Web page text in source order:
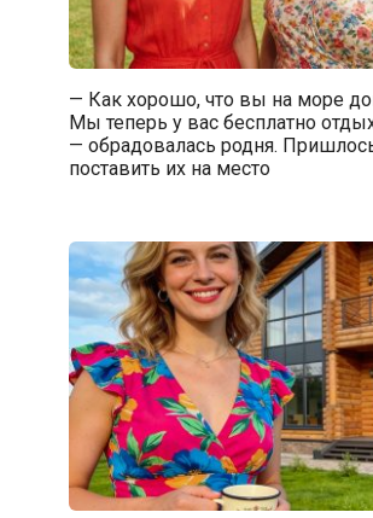
— Как хорошо, что вы на море
Мы теперь у вас бесплатно
— обрадовалась родня.
поставить их на место